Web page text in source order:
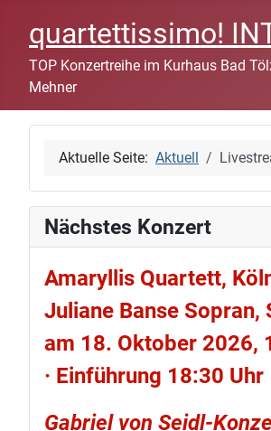
quartettissimo!
TOP Konzertreihe im Kurhaus Bad
Mehner
Aktuelle Seite: Aktuell
Nächstes Konzert
Amaryllis Quartett,
Juliane Banse Sopran,
am 18. Oktober 2026,
· Einführung 18:30 Uhr
Gabriel von Seidl-